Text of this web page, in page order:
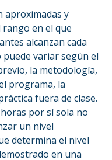
aproximadas y
en el que
alcanzan cada
puede variar según el
la metodología,
programa, la
fuera de clase.
por sí sola no
un nivel
determina el nivel
en una